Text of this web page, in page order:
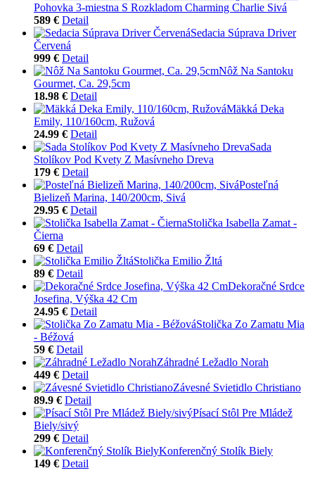
Pohovka 3-miestna S Rozkladom Charming Charlie Sivá
589 € Detail
Sedacia Súprava Driver
Červená
999 € Detail
Nôž Na Santoku
Gourmet, Ca. 29,5cm
18.98 € Detail
Mäkká Deka
Emily, 110/160cm, Ružová
24.99 € Detail
Sada
Stolíkov Pod Kvety Z Masívneho Dreva
179 € Detail
Posteľná
Bielizeň Marina, 140/200cm, Sivá
29.95 € Detail
Stolička Isabella Zamat -
Čierna
69 € Detail
Stolička Emilio Žltá
89 € Detail
Dekoračné Srdce
Josefina, Výška 42 Cm
24.95 € Detail
Stolička Zo Zamatu Mia
- Béžová
59 € Detail
Záhradné Ležadlo Norah
449 € Detail
Závesné Svietidlo Christiano
89.9 € Detail
Písací Stôl Pre Mládež
Biely/sivý
299 € Detail
Konferenčný Stolík Biely
149 € Detail